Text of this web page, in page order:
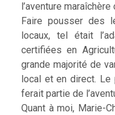
l’aventure
Faire pousser des
locaux, tel était
certifiées en
grande majorité de
local et en direct.
ferait partie de
Quant à moi, Marie-